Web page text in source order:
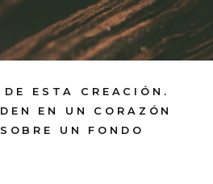
ESTA CREACIÓN.
EN UN CORAZÓN
UN FONDO